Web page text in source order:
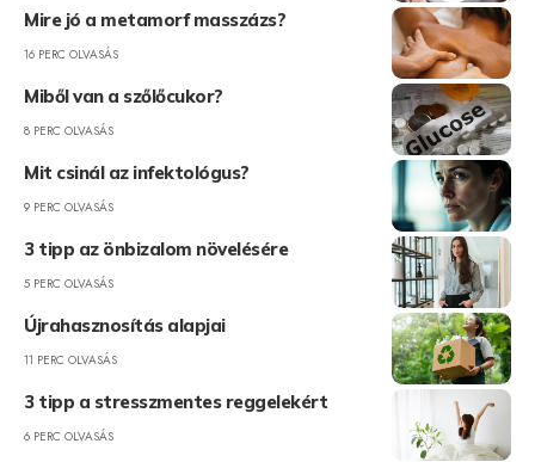
Mire jó a metamorf masszázs?
16 PERC OLVASÁS
Miből van a szőlőcukor?
8 PERC OLVASÁS
Mit csinál az infektológus?
9 PERC OLVASÁS
3 tipp az önbizalom növelésére
5 PERC OLVASÁS
Újrahasznosítás alapjai
11 PERC OLVASÁS
3 tipp a stresszmentes reggelekért
6 PERC OLVASÁS